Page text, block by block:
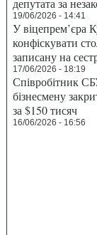
депутата за
19/06/2026 - 14:41
У віцепрем’єра
конфіскувати
записану на
17/06/2026 - 18:19
Співробітник
бізнесмену
за $150 тисяч
16/06/2026 - 16:56